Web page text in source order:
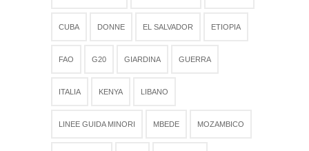
CUBA DONNE EL SALVADOR ETIOPIA
FAO G20 GIARDINA GUERRA
ITALIA KENYA LIBANO
LINEE GUIDA MINORI MBEDE MOZAMBICO